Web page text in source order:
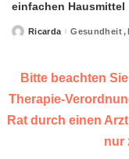
einfachen Hausmittel
PostedRicarda Gesundheit
Bitte beachten
Therapie-
Rat durch einen
nur